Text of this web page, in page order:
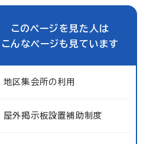
このページを見た人は
こんなページも見ています
地区集会所の利用
屋外掲示板設置補助制度